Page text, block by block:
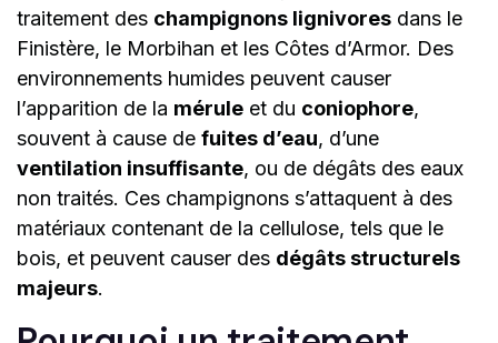
traitement des champignons lignivores dans le
Finistère, le Morbihan et les Côtes d’Armor. Des
environnements humides peuvent causer
l’apparition de la mérule et du coniophore,
souvent à cause de fuites d’eau, d’une
ventilation insuffisante, ou de dégâts des eaux
non traités. Ces champignons s’attaquent à des
matériaux contenant de la cellulose, tels que le
bois, et peuvent causer des dégâts structurels
majeurs.